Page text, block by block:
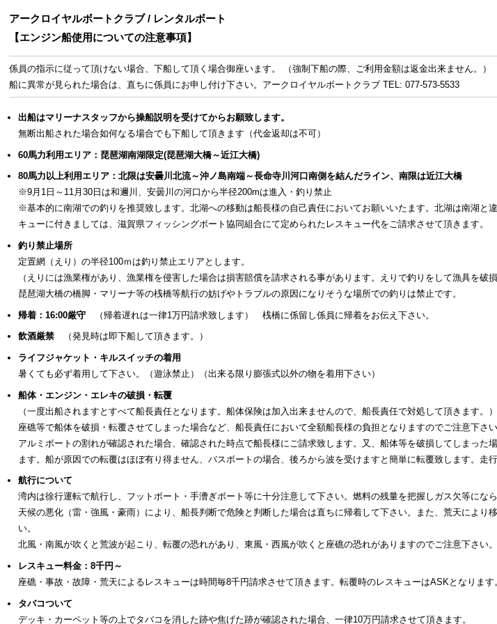
アークロイヤルボートクラブ / レンタルボート
【エンジン船使用についての注意事項】
係員の指示に従って頂けない場合、下船して頂く場合御座います。 （強制下船の際、ご利用金額は返金出来ません。）
船に異常が見られた場合は、直ちに係員にお申し付け下さい。アークロイヤルボートクラブ TEL: 077-573-5533
出船はマリーナスタッフから操船説明を受けてからお願致します。
無断出船された場合如何なる場合でも下船して頂きます（代金返却は不可）
60馬力利用エリア：琵琶湖南湖限定(琵琶湖大橋～近江大橋)
80馬力以上利用エリア：北限は安曇川北流～沖ノ島南端～長命寺川河口南側を結んだライン、南限は近江大橋
※9月1日～11月30日は和邇川、安曇川の河口から半径200mは進入・釣り禁止
※基本的に南湖での釣りを推奨致します。北湖への移動は船長様の自己責任においてお願いいたます。北湖は南湖と
キューに付きましては、滋賀県フィッシングボート協同組合にて定められたレスキュー代をご請求させて頂きます。
釣り禁止場所
定置網（えり）の半径100ｍは釣り禁止エリアとします。
（えりには漁業権があり、漁業権を侵害した場合は損害賠償を請求される事があります。えりで釣りをして漁具を破
琵琶湖大橋の橋脚・マリーナ等の桟橋等航行の妨げやトラブルの原因になりそうな場所での釣りは禁止です。
帰着：16:00厳守（帰着遅れは一律1万円請求致します） 桟橋に係留し係員に帰着をお伝え下さい。
飲酒厳禁（発見時は即下船して頂きます。）
ライフジャケット・キルスイッチの着用
暑くても必ず着用して下さい。（遊泳禁止）（出来る限り膨張式以外の物を着用下さい）
船体・エンジン・エレキの破損・転覆
（一度出船されますとすべて船長責任となります。船体保険は加入出来ませんので、船長責任で対処して頂きます。）
座礁等で船体を破損・転覆させてしまった場合など、船長責任において全額船長様の負担となりますのでご注意下さ
アルミボートの割れが確認された場合、確認された時点で船長様にご請求致します。又、船体等を破損してしまっ
ます。船が原因での転覆はほぼ有り得ません、バスボートの場合、後ろから波を受けますと簡単に転覆致します。走
航行について
湾内は徐行運転で航行し、フットボート・手漕ぎボート等に十分注意して下さい。燃料の残量を把握しガス欠等になら
天候の悪化（雷・強風・豪雨）により、船長判断で危険と判断した場合は直ちに帰着して下さい。また、荒天によ
い。
北風・南風が吹くと荒波が起こり、転覆の恐れがあり、東風・西風が吹くと座礁の恐れがありますのでご注意下さい。
レスキュー料金：8千円～
座礁・事故・故障・荒天によるレスキューは時間毎8千円請求させて頂きます。転覆時のレスキューはASKとなりま
タバコついて
デッキ・カーペット等の上でタバコを消した跡や焦げた跡が確認された場合、一律10万円請求させて頂きます。